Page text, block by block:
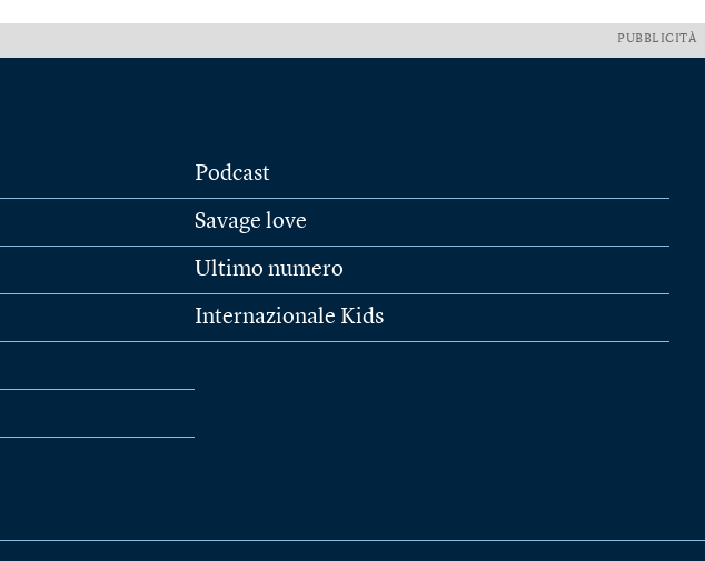
PUBBLICITÀ
Podcast
Savage love
Ultimo numero
Internazionale Kids